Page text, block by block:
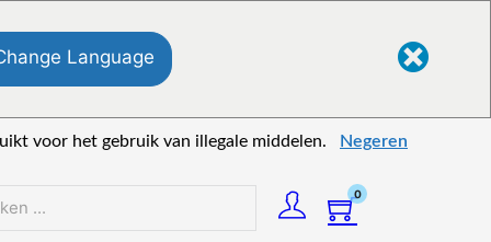
Language
voor het gebruik van illegale middelen. Negeren
0